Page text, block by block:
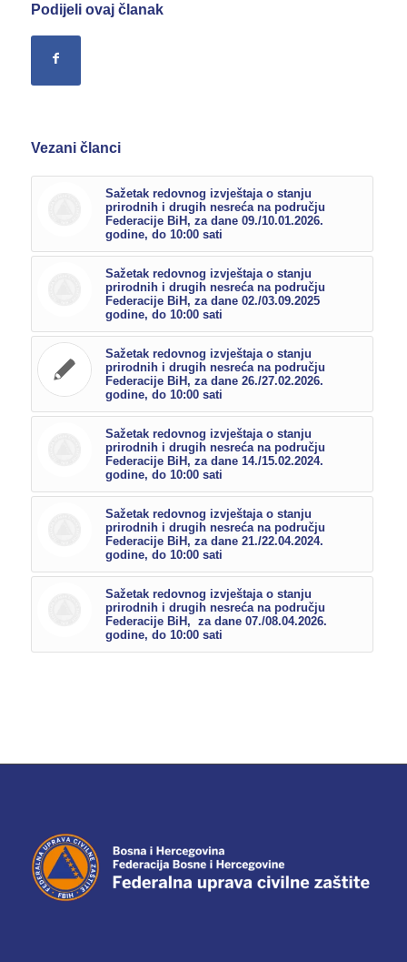
Podijeli ovaj članak
Vezani članci
Sažetak redovnog izvještaja o stanju
prirodnih i drugih nesreća na području
Federacije BiH, za dane 09./10.01.2026.
godine, do 10:00 sati
Sažetak redovnog izvještaja o stanju
prirodnih i drugih nesreća na području
Federacije BiH, za dane 02./03.09.2025
godine, do 10:00 sati
Sažetak redovnog izvještaja o stanju
prirodnih i drugih nesreća na području
Federacije BiH, za dane 26./27.02.2026.
godine, do 10:00 sati
Sažetak redovnog izvještaja o stanju
prirodnih i drugih nesreća na području
Federacije BiH, za dane 14./15.02.2024.
godine, do 10:00 sati
Sažetak redovnog izvještaja o stanju
prirodnih i drugih nesreća na području
Federacije BiH, za dane 21./22.04.2024.
godine, do 10:00 sati
Sažetak redovnog izvještaja o stanju
prirodnih i drugih nesreća na području
Federacije BiH, za dane 07./08.04.2026.
godine, do 10:00 sati